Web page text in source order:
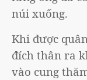
núi xuống.
Khi được
đích thân ra
vào cung